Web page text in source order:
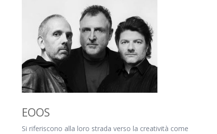
EOOS
Si riferiscono alla loro strada verso la creatività come